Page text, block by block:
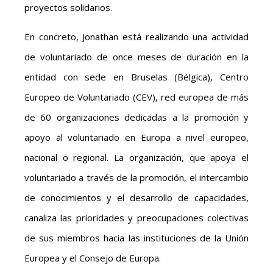
proyectos solidarios.
En concreto, Jonathan está realizando una actividad
de voluntariado de once meses de duración en la
entidad con sede en Bruselas (Bélgica), Centro
Europeo de Voluntariado (CEV), red europea de más
de 60 organizaciones dedicadas a la promoción y
apoyo al voluntariado en Europa a nivel europeo,
nacional o regional. La organización, que apoya el
voluntariado a través de la promoción, el intercambio
de conocimientos y el desarrollo de capacidades,
canaliza las prioridades y preocupaciones colectivas
de sus miembros hacia las instituciones de la Unión
Europea y el Consejo de Europa.